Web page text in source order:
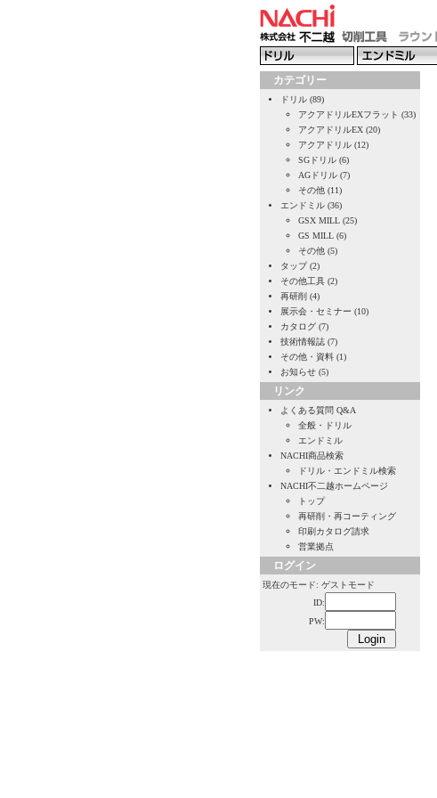
カテゴリー
ドリル (89)
アクアドリルEXフラット (33)
アクアドリルEX (20)
アクアドリル (12)
SGドリル (6)
AGドリル (7)
その他 (11)
エンドミル (36)
GSX MILL (25)
GS MILL (6)
その他 (5)
タップ (2)
その他工具 (2)
再研削 (4)
展示会・セミナー (10)
カタログ (7)
技術情報誌 (7)
その他・資料 (1)
お知らせ (5)
リンク
よくある質問 Q&A
全般・ドリル
エンドミル
NACHI商品検索
ドリル・エンドミル検索
NACHI不二越ホームページ
トップ
再研削・再コーティング
印刷カタログ請求
営業拠点
ログイン
現在のモード: ゲストモード
ID:
PW: